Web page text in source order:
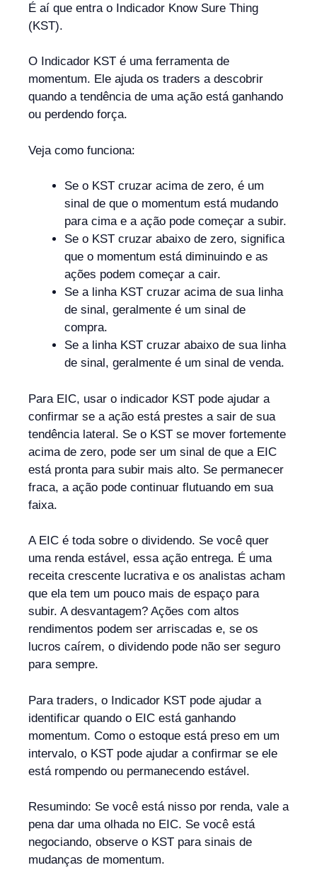
É aí que entra o Indicador Know Sure Thing
(KST).
O Indicador KST é uma ferramenta de
momentum. Ele ajuda os traders a descobrir
quando a tendência de uma ação está ganhando
ou perdendo força.
Veja como funciona:
Se o KST cruzar acima de zero, é um
sinal de que o momentum está mudando
para cima e a ação pode começar a subir.
Se o KST cruzar abaixo de zero, significa
que o momentum está diminuindo e as
ações podem começar a cair.
Se a linha KST cruzar acima de sua linha
de sinal, geralmente é um sinal de
compra.
Se a linha KST cruzar abaixo de sua linha
de sinal, geralmente é um sinal de venda.
Para EIC, usar o indicador KST pode ajudar a
confirmar se a ação está prestes a sair de sua
tendência lateral. Se o KST se mover fortemente
acima de zero, pode ser um sinal de que a EIC
está pronta para subir mais alto. Se permanecer
fraca, a ação pode continuar flutuando em sua
faixa.
A EIC é toda sobre o dividendo. Se você quer
uma renda estável, essa ação entrega. É uma
receita crescente lucrativa e os analistas acham
que ela tem um pouco mais de espaço para
subir. A desvantagem? Ações com altos
rendimentos podem ser arriscadas e, se os
lucros caírem, o dividendo pode não ser seguro
para sempre.
Para traders, o Indicador KST pode ajudar a
identificar quando o EIC está ganhando
momentum. Como o estoque está preso em um
intervalo, o KST pode ajudar a confirmar se ele
está rompendo ou permanecendo estável.
Resumindo: Se você está nisso por renda, vale a
pena dar uma olhada no EIC. Se você está
negociando, observe o KST para sinais de
mudanças de momentum.